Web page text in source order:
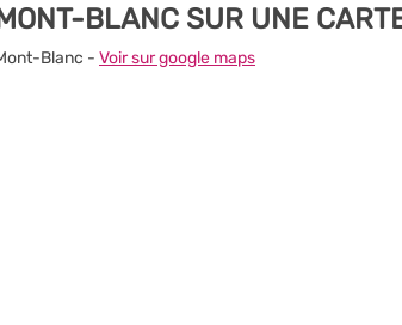
BLANC SUR UNE
Blanc - Voir sur google maps